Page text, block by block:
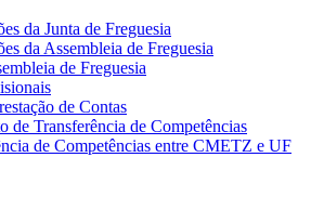
da Junta de Freguesia
da Assembleia de Freguesia
de Freguesia
de Contas
de Transferência de Competências
de Competências entre CMETZ e UF